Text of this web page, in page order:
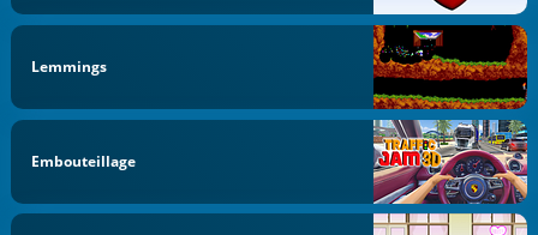
Lemmings
Embouteillage